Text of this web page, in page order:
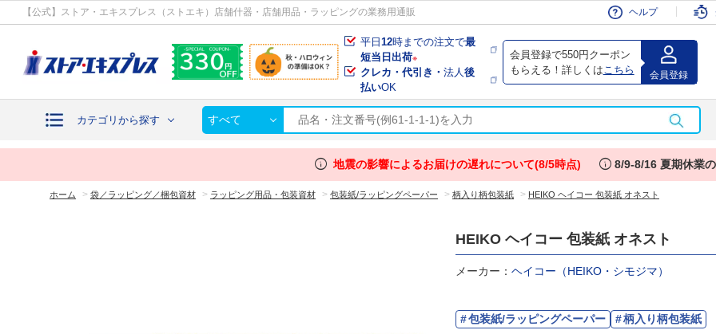
【公式】ストア・エキスプレス（ストエキ）店舗什器・店舗用品・ラッピングの業務用通販 ヘルプ
平日12時までの注文で最
短当日出荷※
クレカ・代引き・法人後
払いOK
会員登録で550円クーポン
もらえる！詳しくは こちら 会員登録
カテゴリから探す すべて
会員
info 地震の影響によるお届けの遅れについて(8/5時点) info 8/9-8/16 夏期休業
ホーム > 袋／ラッピング／梱包資材 > ラッピング用品・包装資材 > 包装紙/ラッピングペーパー > 柄入り柄包装紙 > HEIKO ヘイコー 包装紙 オネスト
HEIKO ヘイコー 包装紙 オネスト
メーカー： ヘイコー（HEIKO・シモジマ）
包装紙/ラッピングペーパー 柄入り柄包装紙